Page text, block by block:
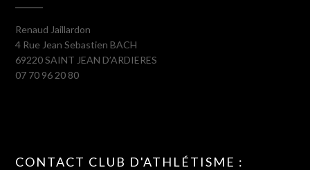
Renaud Jaillardon
4 Rue Jean Sebastien BACH
69220 SAINT JEAN D’ARDIERES
07 70 96 20 80
CONTACT CLUB D'ATHLÉTISME :